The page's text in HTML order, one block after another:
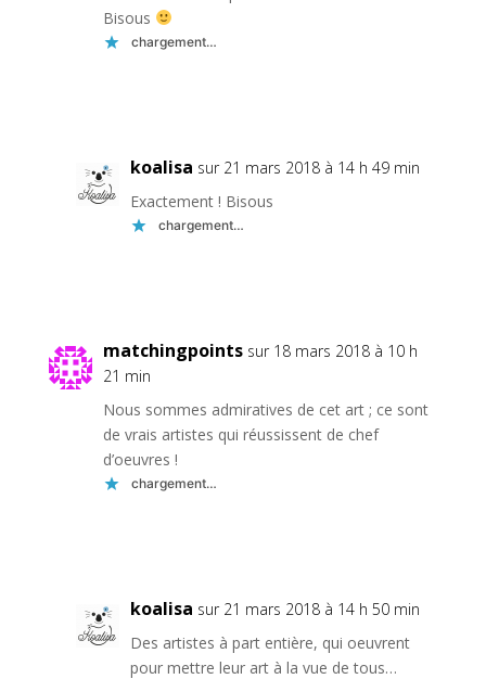
Bisous
chargement…
koalisa sur 21 mars 2018 à 14 h 49 min
Exactement ! Bisous
chargement…
matchingpoints sur 18 mars 2018 à 10 h
21 min
Nous sommes admiratives de cet art ; ce sont
de vrais artistes qui réussissent de chef
d’oeuvres !
chargement…
koalisa sur 21 mars 2018 à 14 h 50 min
Des artistes à part entière, qui oeuvrent
pour mettre leur art à la vue de tous…